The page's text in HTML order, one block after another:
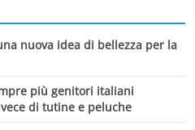
nuova idea di bellezza per la
più genitori italiani
di tutine e peluche